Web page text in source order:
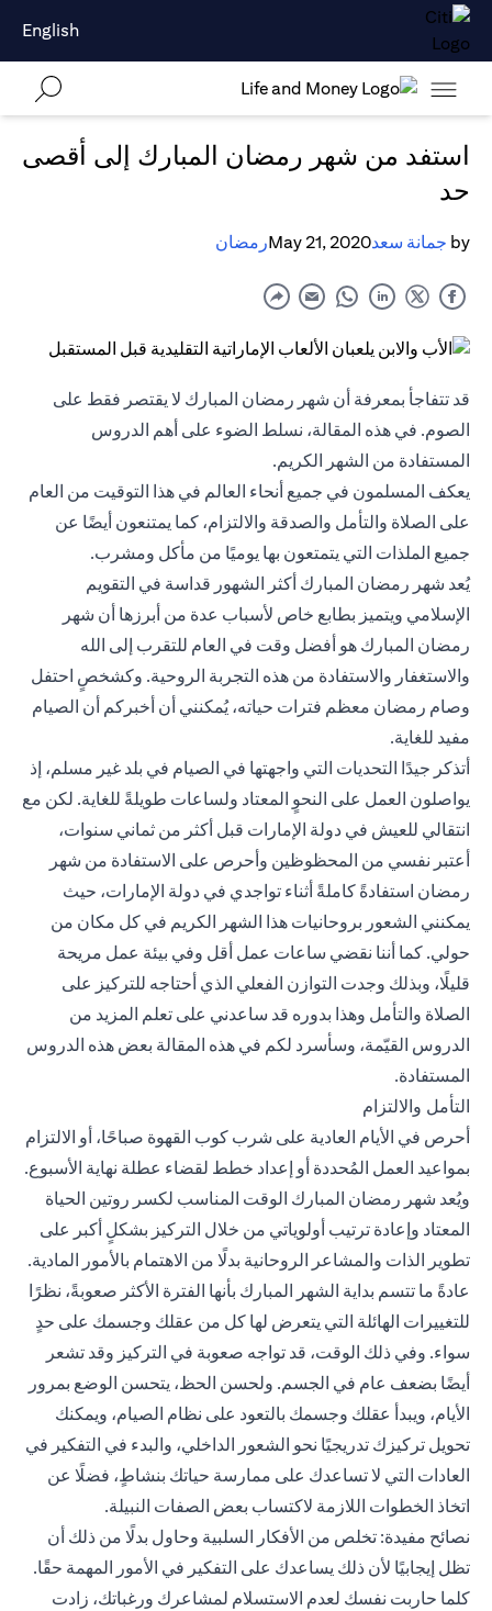
English
استفد من شهر رمضان المبارك إلى أقصى
حد
by جمانة سعدMay 21, 2020رمضان
قد تتفاجأ بمعرفة أن شهر رمضان المبارك لا يقتصر فقط على
الصوم. في هذه المقالة، نسلط الضوء على أهم الدروس
المستفادة من الشهر الكريم.
يعكف المسلمون في جميع أنحاء العالم في هذا التوقيت من العام
على الصلاة والتأمل والصدقة والالتزام، كما يمتنعون أيضًا عن
جميع الملذات التي يتمتعون بها يوميًا من مأكل ومشرب.
يُعد شهر رمضان المبارك أكثر الشهور قداسة في التقويم
الإسلامي ويتميز بطابع خاص لأسباب عدة من أبرزها أن شهر
رمضان المبارك هو أفضل وقت في العام للتقرب إلى الله
والاستغفار والاستفادة من هذه التجربة الروحية. وكشخصٍ احتفل
وصام رمضان معظم فترات حياته، يُمكنني أن أخبركم أن الصيام
مفيد للغاية.
أتذكر جيدًا التحديات التي واجهتها في الصيام في بلد غير مسلم، إذ
يواصلون العمل على النحوٍ المعتاد ولساعات طويلةً للغاية. لكن مع
انتقالي للعيش في دولة الإمارات قبل أكثر من ثماني سنوات،
أعتبر نفسي من المحظوظين وأحرص على الاستفادة من شهر
رمضان استفادةً كاملةً أثناء تواجدي في دولة الإمارات، حيث
يمكنني الشعور بروحانيات هذا الشهر الكريم في كل مكان من
حولي. كما أننا نقضي ساعات عمل أقل وفي بيئة عمل مريحة
قليلًا، وبذلك وجدت التوازن الفعلي الذي أحتاجه للتركيز على
الصلاة والتأمل وهذا بدوره قد ساعدني على تعلم المزيد من
الدروس القيّمة، وسأسرد لكم في هذه المقالة بعض هذه الدروس
المستفادة.
التأمل والالتزام
أحرص في الأيام العادية على شرب كوب القهوة صباحًا، أو الالتزام
بمواعيد العمل المُحددة أو إعداد خطط لقضاء عطلة نهاية الأسبوع.
ويُعد شهر رمضان المبارك الوقت المناسب لكسر روتين الحياة
المعتاد وإعادة ترتيب أولوياتي من خلال التركيز بشكلٍ أكبر على
تطوير الذات والمشاعر الروحانية بدلًا من الاهتمام بالأمور المادية.
عادةً ما تتسم بداية الشهر المبارك بأنها الفترة الأكثر صعوبةً، نظرًا
للتغييرات الهائلة التي يتعرض لها كل من عقلك وجسمك على حدٍ
سواء. وفي ذلك الوقت، قد تواجه صعوبة في التركيز وقد تشعر
أيضًا بضعف عام في الجسم. ولحسن الحظ، يتحسن الوضع بمرور
الأيام، ويبدأ عقلك وجسمك بالتعود على نظام الصيام، ويمكنك
تحويل تركيزك تدريجيًا نحو الشعور الداخلي، والبدء في التفكير في
العادات التي لا تساعدك على ممارسة حياتك بنشاطٍ، فضلًا عن
اتخاذ الخطوات اللازمة لاكتساب بعض الصفات النبيلة.
نصائح مفيدة: تخلص من الأفكار السلبية وحاول بدلًا من ذلك أن
تظل إيجابيًا لأن ذلك يساعدك على التفكير في الأمور المهمة حقًا.
كلما حاربت نفسك لعدم الاستسلام لمشاعرك ورغباتك، زادت